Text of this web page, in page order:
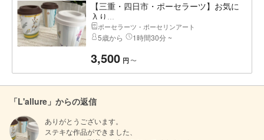
【三重・四日市・ポーセラーツ】お気に
入り...
ポーセラーツ・ポーセリンアート
5歳から 1時間30分 ~
3,500 円 〜
「L'allure」からの返信
ありがとうございます。
ステキな作品ができました、